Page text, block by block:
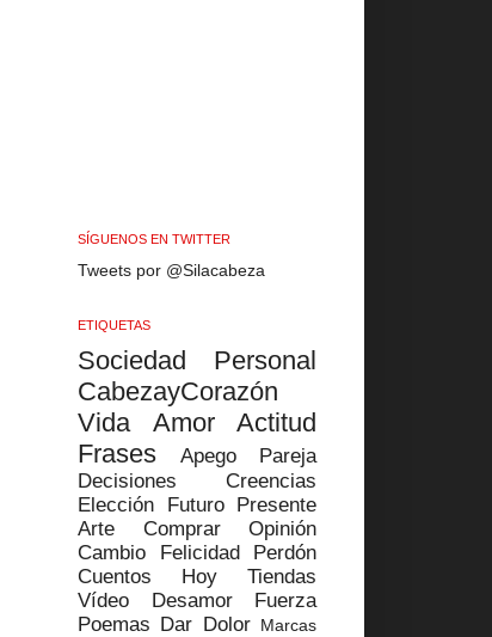
SÍGUENOS EN TWITTER
Tweets por @Silacabeza
ETIQUETAS
Sociedad
Personal
CabezayCorazón
Vida
Amor
Actitud
Frases
Apego
Pareja
Decisiones
Creencias
Elección
Futuro
Presente
Arte
Comprar
Opinión
Cambio
Felicidad
Perdón
Cuentos
Hoy
Tiendas
Vídeo
Desamor
Fuerza
Poemas Dar Dolor Marcas